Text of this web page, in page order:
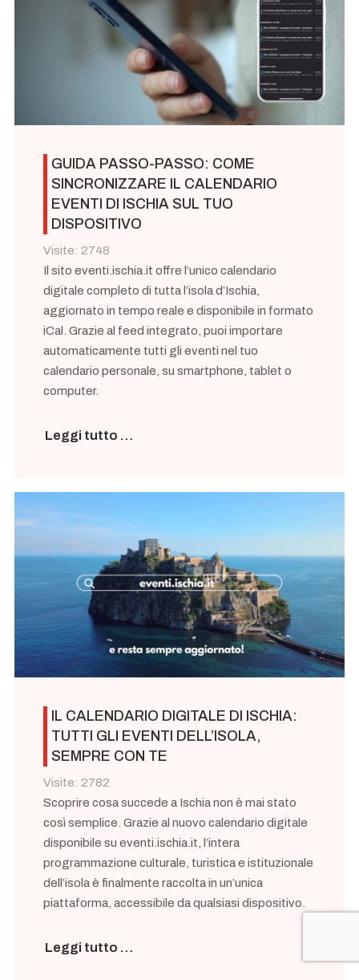
GUIDA PASSO-PASSO: COME
SINCRONIZZARE IL CALENDARIO
EVENTI DI ISCHIA SUL TUO
DISPOSITIVO
Visite: 2748
Il sito eventi.ischia.it offre l’unico calendario
digitale completo di tutta l’isola d’Ischia,
aggiornato in tempo reale e disponibile in formato
iCal. Grazie al feed integrato, puoi importare
automaticamente tutti gli eventi nel tuo
calendario personale, su smartphone, tablet o
computer.
Leggi tutto …
IL CALENDARIO DIGITALE DI ISCHIA:
TUTTI GLI EVENTI DELL’ISOLA,
SEMPRE CON TE
Visite: 2782
Scoprire cosa succede a Ischia non è mai stato
così semplice. Grazie al nuovo calendario digitale
disponibile su eventi.ischia.it, l’intera
programmazione culturale, turistica e istituzionale
dell’isola è finalmente raccolta in un’unica
piattaforma, accessibile da qualsiasi dispositivo.
Leggi tutto …